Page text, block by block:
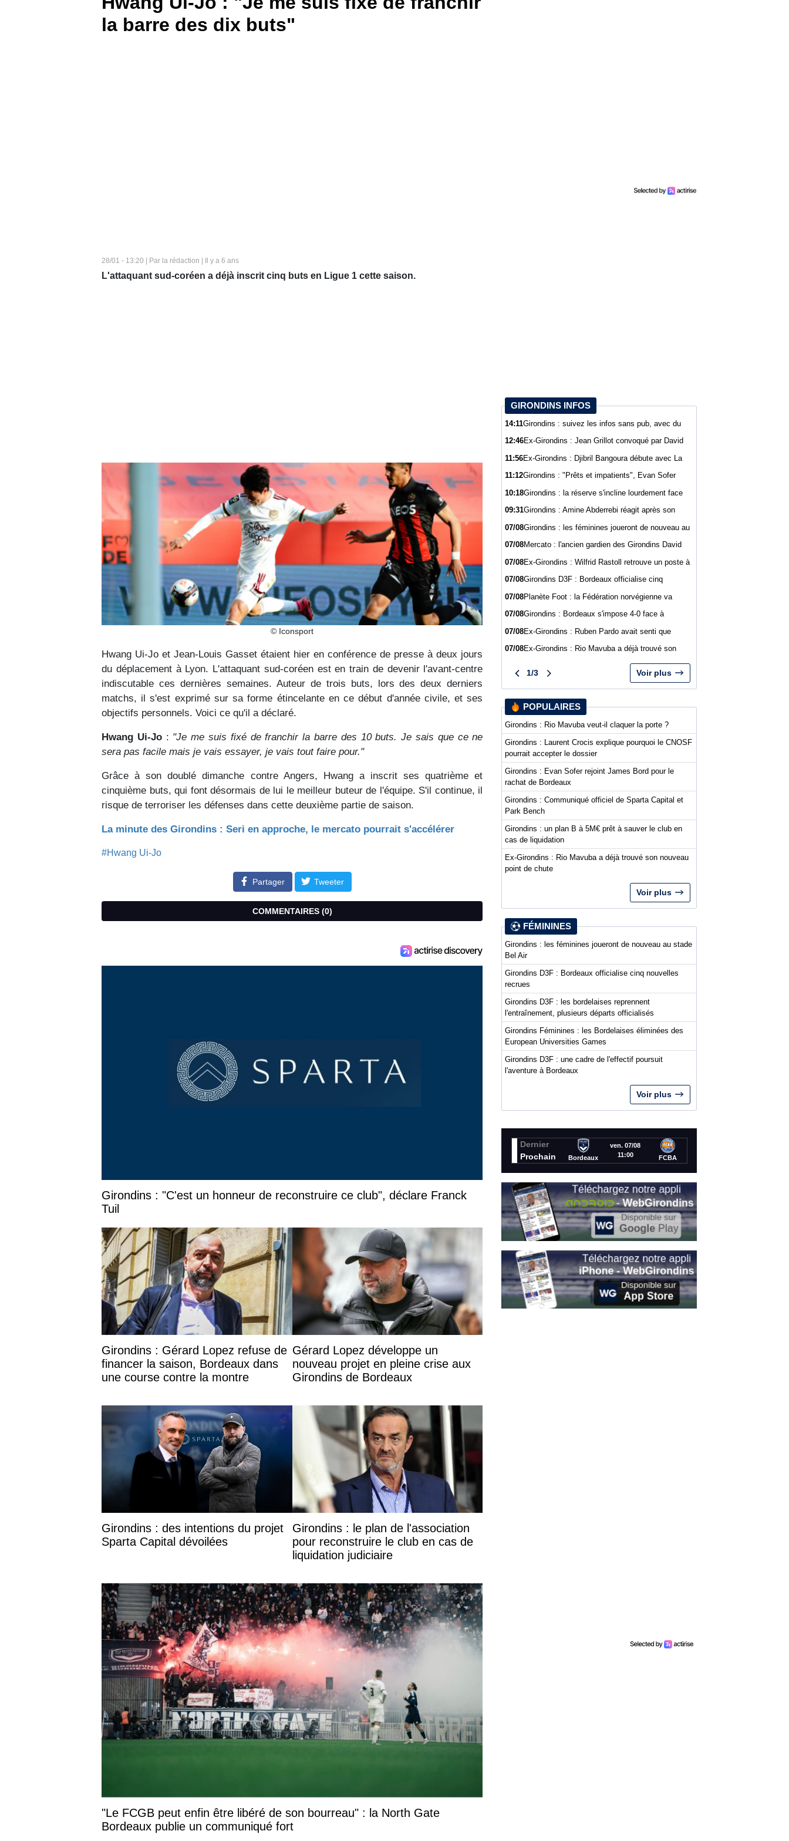
la barre des dix buts"
28/01 - 13:20 | Par la rédaction | Il y a 6 ans
L'attaquant sud-coréen a déjà inscrit cinq buts en Ligue 1 cette saison.
© Iconsport
Hwang Ui-Jo et Jean-Louis Gasset étaient hier en conférence de presse à deux jours
du déplacement à Lyon. L'attaquant sud-coréen est en train de devenir l'avant-centre
indiscutable ces dernières semaines. Auteur de trois buts, lors des deux derniers
matchs, il s'est exprimé sur sa forme étincelante en ce début d'année civile, et ses
objectifs personnels. Voici ce qu'il a déclaré.
Hwang Ui-Jo: "Je me suis fixé de franchir la barre des 10 buts. Je sais que ce ne
sera pas facile mais je vais essayer, je vais tout faire pour."
Grâce à son doublé dimanche contre Angers, Hwang a inscrit ses quatrième et
cinquième buts, qui font désormais de lui le meilleur buteur de l'équipe. S'il continue, il
risque de terroriser les défenses dans cette deuxième partie de saison.
La minute des Girondins : Seri en approche, le mercato pourrait s'accélérer
#Hwang Ui-Jo
Partager Tweeter
COMMENTAIRES (0)
Girondins : "C'est un honneur de reconstruire ce club", déclare Franck
Tuil
Girondins : Gérard Lopez refuse de
financer la saison, Bordeaux dans
une course contre la montre
Gérard Lopez développe un
nouveau projet en pleine crise aux
Girondins de Bordeaux
Girondins : des intentions du projet
Sparta Capital dévoilées
Girondins : le plan de l'association
pour reconstruire le club en cas de
liquidation judiciaire
"Le FCGB peut enfin être libéré de son bourreau" : la North Gate
Bordeaux publie un communiqué fort
GIRONDINS INFOS
14:11Girondins : suivez les infos sans pub, avec du
12:46Ex-Girondins : Jean Grillot convoqué par David
11:56Ex-Girondins : Djibril Bangoura débute avec La
11:12Girondins : "Prêts et impatients", Evan Sofer
10:18Girondins : la réserve s'incline lourdement face
09:31Girondins : Amine Abderrebi réagit après son
07/08Girondins : les féminines joueront de nouveau au
07/08Mercato : l'ancien gardien des Girondins David
07/08Ex-Girondins : Wilfrid Rastoll retrouve un poste à
07/08Girondins D3F : Bordeaux officialise cinq
07/08Planète Foot : la Fédération norvégienne va
Gianni Infantino
07/08Girondins : Bordeaux s'impose 4-0 face à
07/08Ex-Girondins : Ruben Pardo avait senti que
07/08Ex-Girondins : Rio Mavuba a déjà trouvé son
1/3 Voir plus
POPULAIRES
Girondins : Rio Mavuba veut-il claquer la porte ?
Girondins : Laurent Crocis explique pourquoi le CNOSF
pourrait accepter le dossier
Girondins : Evan Sofer rejoint James Bord pour le
rachat de Bordeaux
Girondins : Communiqué officiel de Sparta Capital et
Park Bench
Girondins : un plan B à 5M€ prêt à sauver le club en
cas de liquidation
Ex-Girondins : Rio Mavuba a déjà trouvé son nouveau
point de chute
Voir plus
FÉMININES
Girondins : les féminines joueront de nouveau au stade
Bel Air
Girondins D3F : Bordeaux officialise cinq nouvelles
recrues
Girondins D3F : les bordelaises reprennent
l'entraînement, plusieurs départs officialisés
Girondins Féminines : les Bordelaises éliminées des
European Universities Games
Girondins D3F : une cadre de l'effectif poursuit
l'aventure à Bordeaux
Voir plus
Dernier
Prochain
Bordeaux
ven. 07/08
11:00
FCBA